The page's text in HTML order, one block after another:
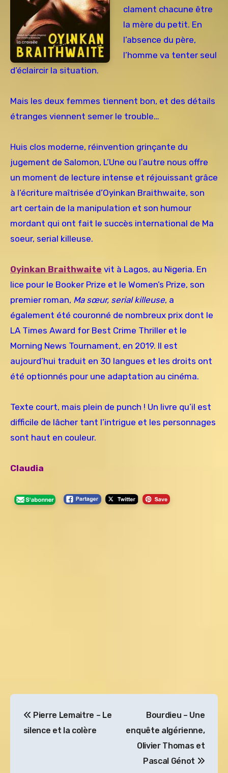
clament chacune être
la mère du petit. En
l’absence du père,
l’homme va tenter seul
d’éclaircir la situation.
Mais les deux femmes tiennent bon, et des détails
étranges viennent semer le trouble…
Huis clos moderne, réinvention grinçante du
jugement de Salomon, L’Une ou l’autre nous offre
un moment de lecture intense et réjouissant grâce
à l’écriture maîtrisée d’Oyinkan Braithwaite, son
art certain de la manipulation et son humour
mordant qui ont fait le succès international de Ma
soeur, serial killeuse.
Oyinkan Braithwaite vit à Lagos, au Nigeria. En
lice pour le Booker Prize et le Women’s Prize, son
premier roman, Ma sœur, serial killeuse, a
également été couronné de nombreux prix dont le
LA Times Award for Best Crime Thriller et le
Morning News Tournament, en 2019. Il est
aujourd’hui traduit en 30 langues et les droits ont
été optionnés pour une adaptation au cinéma.
Texte court, mais plein de punch ! Un livre qu’il est
difficile de lâcher tant l’intrigue et les personnages
sont haut en couleur.
Claudia
de
Pierre Lemaitre – Le
silence et la colère
Bourdieu – Une
enquête algérienne,
Olivier Thomas et
Pascal Génot